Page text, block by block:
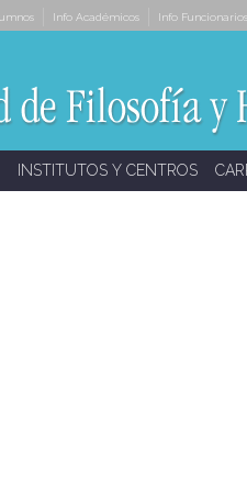
Info Académicos Info Funcionarios
INSTITUTOS Y CENTROS